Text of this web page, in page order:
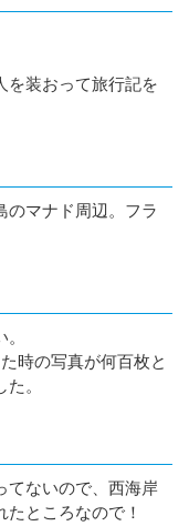
を装おって旅行記を
のマナド周辺。フラ
時の写真が何百枚と
。
てないので、西海岸
ところなので！